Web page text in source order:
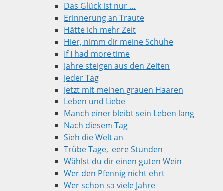
Das Glück ist nur …
Erinnerung an Traute
Hätte ich mehr Zeit
Hier, nimm dir meine Schuhe
If I had more time
Jahre steigen aus den Zeiten
Jeder Tag
Jetzt mit meinen grauen Haaren
Leben und Liebe
Manch einer bleibt sein Leben lang
Nach diesem Tag
Sieh die Welt an
Trübe Tage, leere Stunden
Wählst du dir einen guten Wein
Wer den Pfennig nicht ehrt
Wer schon so viele Jahre